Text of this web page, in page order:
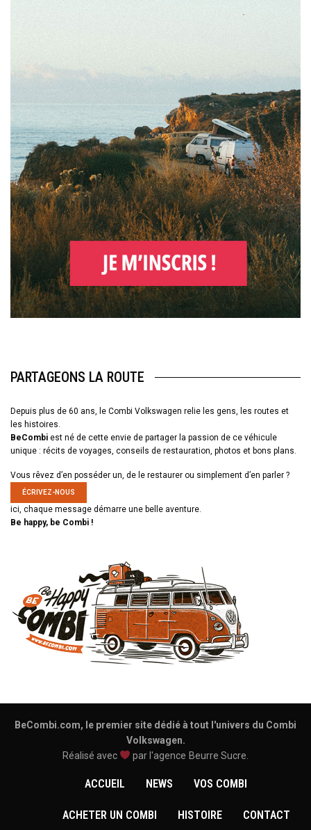
PARTAGEONS LA ROUTE
Depuis plus de 60 ans, le Combi Volkswagen relie les gens, les routes et
les histoires.
BeCombi est né de cette envie de partager la passion de ce véhicule
unique : récits de voyages, conseils de restauration, photos et bons plans.
Vous rêvez d’en posséder un, de le restaurer ou simplement d’en parler ?
ÉCRIVEZ-NOUS
ici, chaque message démarre une belle aventure.
Be happy, be Combi !
BeCombi.com, le premier site dédié à tout l'univers du Combi
Volkswagen.
Réalisé avec
par l'agence Beurre Sucre
ACCUEIL NEWS VOS COMBI
ACHETER UN COMBI HISTOIRE CONTACT